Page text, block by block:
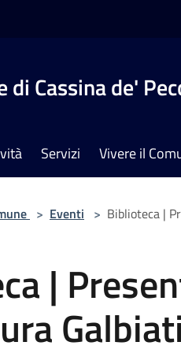
di Cassina de'
Servizi Vivere il
> Eventi > Biblioteca |
|
Galbiati